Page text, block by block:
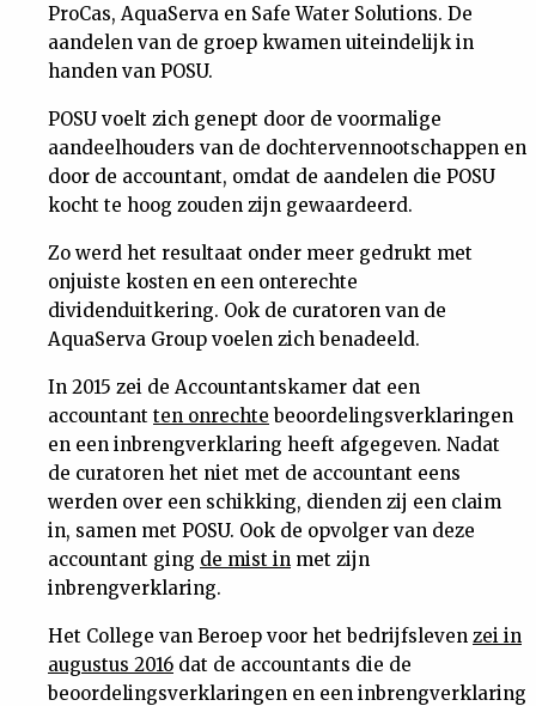
ProCas, AquaServa en Safe Water Solutions. De
aandelen van de groep kwamen uiteindelijk in
handen van POSU.
POSU voelt zich genept door de voormalige
aandeelhouders van de dochtervennootschappen en
door de accountant, omdat de aandelen die POSU
kocht te hoog zouden zijn gewaardeerd.
Zo werd het resultaat onder meer gedrukt met
onjuiste kosten en een onterechte
dividenduitkering. Ook de curatoren van de
AquaServa Group voelen zich benadeeld.
In 2015 zei de Accountantskamer dat een
accountant ten onrechte beoordelingsverklaringen
en een inbrengverklaring heeft afgegeven. Nadat
de curatoren het niet met de accountant eens
werden over een schikking, dienden zij een claim
in, samen met POSU. Ook de opvolger van deze
accountant ging de mist in met zijn
inbrengverklaring.
Het College van Beroep voor het bedrijfsleven zei in
augustus 2016 dat de accountants die de
beoordelingsverklaringen en een inbrengverklaring